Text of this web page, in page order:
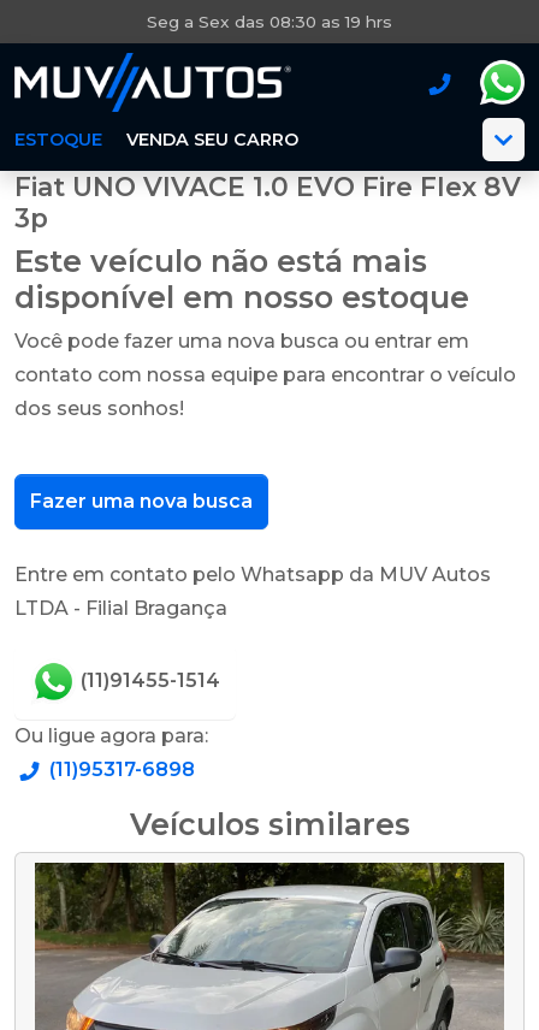
Seg a Sex das 08:30 as 19 hrs
ESTOQUE VENDA SEU CARRO
Fiat UNO VIVACE 1.0 EVO Fire Flex 8V
3p
Este veículo não está mais
disponível em nosso estoque
Você pode fazer uma nova busca ou entrar em
contato com nossa equipe para encontrar o veículo
dos seus sonhos!
Fazer uma nova busca
Entre em contato pelo Whatsapp da MUV Autos
LTDA - Filial Bragança
(11)91455-1514
Ou ligue agora para:
(11)95317-6898
Veículos similares